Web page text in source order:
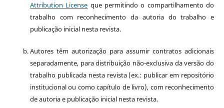
Attribution License que permitindo o compartilhamento do
trabalho com reconhecimento da autoria do trabalho e
publicação inicial nesta revista.
Autores têm autorização para assumir contratos adicionais
separadamente, para distribuição não-exclusiva da versão do
trabalho publicada nesta revista (ex.: publicar em repositório
institucional ou como capítulo de livro), com reconhecimento
de autoria e publicação inicial nesta revista.